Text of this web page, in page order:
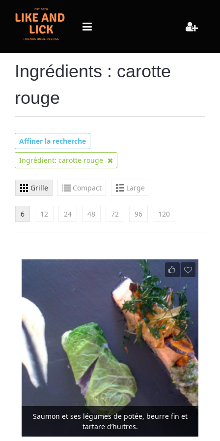
Ingrédients : carotte
rouge
Affiner la recherche
Ingrédient: carotte rouge
Grille Compact Large
6 12 24 48 72 96 120
Saumon et ses légumes de potée, beurre fin et
tartare d’huitres.